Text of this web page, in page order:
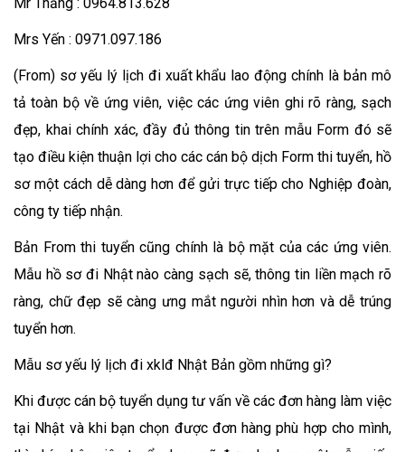
Mr Thắng : 0964.813.628
Mrs Yến : 0971.097.186
(From) sơ yếu lý lịch đi xuất khẩu lao động chính là bản mô
tả toàn bộ về ứng viên, việc các ứng viên ghi rõ ràng, sạch
đẹp, khai chính xác, đầy đủ thông tin trên mẫu Form đó sẽ
tạo điều kiện thuận lợi cho các cán bộ dịch Form thi tuyển, hồ
sơ một cách dễ dàng hơn để gửi trực tiếp cho Nghiệp đoàn,
công ty tiếp nhận.
Bản From thi tuyển cũng chính là bộ mặt của các ứng viên.
Mẫu hồ sơ đi Nhật nào càng sạch sẽ, thông tin liền mạch rõ
ràng, chữ đẹp sẽ càng ưng mắt người nhìn hơn và dễ trúng
tuyển hơn.
Mẫu sơ yếu lý lịch đi xklđ Nhật Bản gồm những gì?
Khi được cán bộ tuyển dụng tư vấn về các đơn hàng làm việc
tại Nhật và khi bạn chọn được đơn hàng phù hợp cho mình,